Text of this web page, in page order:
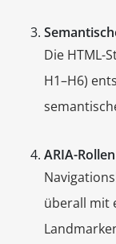
Die HTML-
H1–H6)
ARIA-
überall mit